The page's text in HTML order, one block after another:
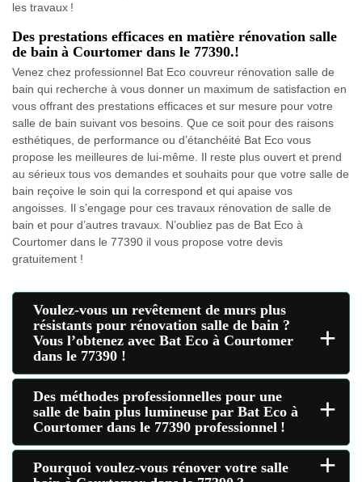
les travaux !
Des prestations efficaces en matière rénovation salle
de bain à Courtomer dans le 77390.!
Venez chez professionnel Bat Eco couvreur rénovation salle de
bain qui recherche à vous donner un maximum de satisfaction en
vous offrant des prestations efficaces et sur mesure pour votre
salle de bain suivant vos besoins. Que ce soit pour des raisons
esthétiques, de performance ou d’étanchéité Bat Eco vous
propose les meilleures de lui-même. Il reste plus ouvert et prend
au sérieux tous vos demandes et souhaits pour que votre salle de
bain reçoive le soin qui la correspond et qui apaise vos
angoisses. Il s’engage pour ces travaux rénovation de salle de
bain et pour d’autres travaux. N’oubliez pas de Bat Eco à
Courtomer dans le 77390 il vous propose votre devis
gratuitement !
Voulez-vous un revêtement de murs plus
résistants pour rénovation salle de bain ?
Vous l’obtenez avec Bat Eco à Courtomer
dans le 77390 !
+
Des méthodes professionnelles pour une
salle de bain plus lumineuse par Bat Eco à
Courtomer dans le 77390 professionnel !
+
Pourquoi voulez-vous rénover votre salle
+